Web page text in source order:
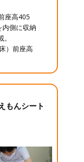
座高405
側に収納
）前座高
もんシート